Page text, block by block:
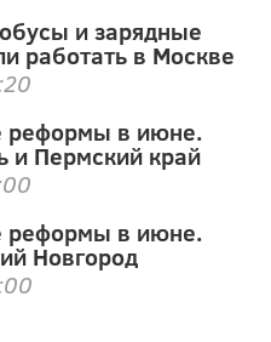
и зарядные
работать в Москве
реформы в июне.
и Пермский край
реформы в июне.
Новгород